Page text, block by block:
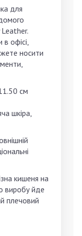
для
Leather.
офісі,
носити
см
шкіра,
кишеня на
виробу йде
плечовий